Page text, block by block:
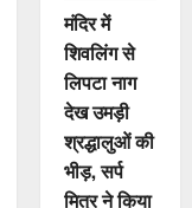
मंदिर में
शिवलिंग से
लिपटा नाग
देख उमड़ी
श्रद्धालुओं की
भीड़, सर्प
मित्र ने किया